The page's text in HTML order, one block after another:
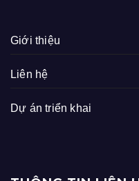
Giới thiệu
Liên hệ
Dự án triển khai